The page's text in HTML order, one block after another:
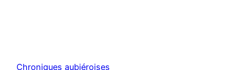
Chroniques aubiéroises